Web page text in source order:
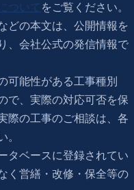
ついて をご覧ください。
どの本文は、公開情報を
、会社公式の発信情報で
可能性がある工事種別
で、実際の対応可否を保
際の工事のご相談は、各
。
タベースに登録されてい
く営繕・改修・保全等の